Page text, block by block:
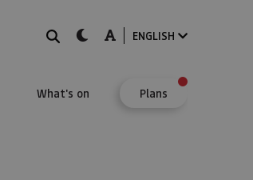
Searchdark-mode
A-modeENGLISH
What's on Plans